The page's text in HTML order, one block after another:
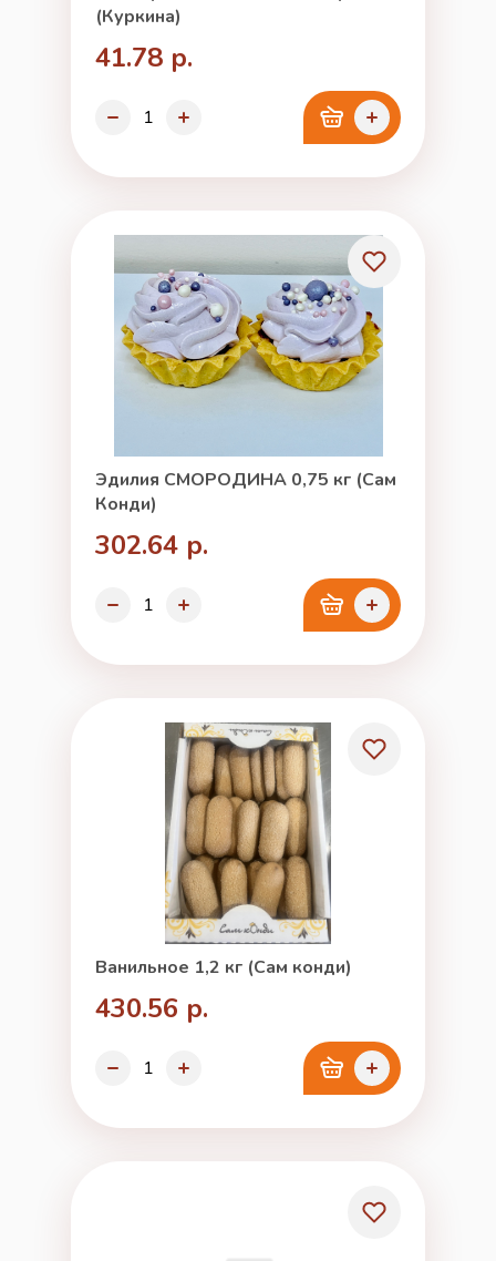
(Куркина)
41.78 р.
Эдилия СМОРОДИНА 0,75 кг (Сам
Конди)
302.64 р.
Ванильное 1,2 кг (Сам конди)
430.56 р.